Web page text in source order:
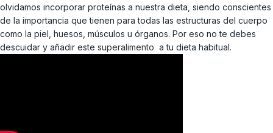
olvidamos incorporar proteínas a nuestra dieta, siendo conscientes
de la importancia que tienen para todas las estructuras del cuerpo
como la piel, huesos, músculos u órganos. Por eso no te debes
descuidar y añadir este superalimento a tu dieta habitual.